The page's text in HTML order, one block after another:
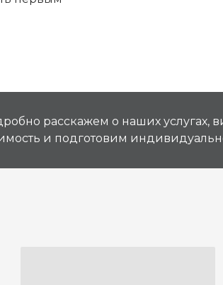
расскажем о наших услугах,
и подготовим